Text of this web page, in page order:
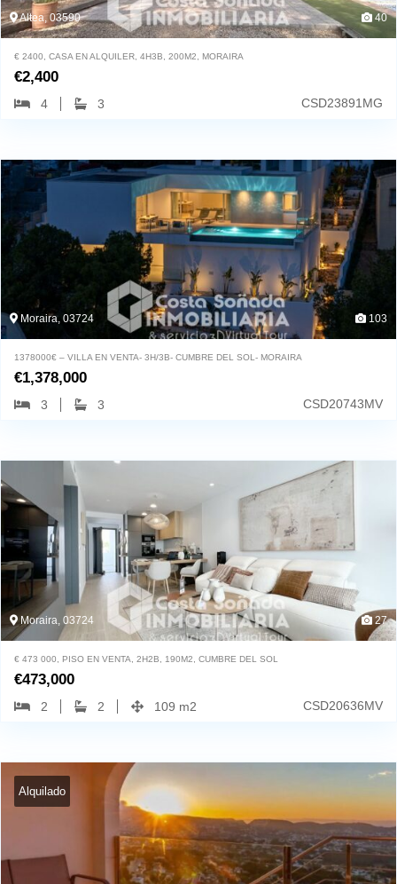
Altea, 03590 40
€ 2400, CASA EN ALQUILER, 4H3B, 200M2, MORAIRA
€2,400
4 3 CSD23891MG
Moraira, 03724 103
1378000€ – VILLA EN VENTA- 3H/3B- CUMBRE DEL SOL- MORAIRA
€1,378,000
3 3 CSD20743MV
Moraira, 03724 27
€ 473 000, PISO EN VENTA, 2H2B, 190M2, CUMBRE DEL SOL
€473,000
2 2 109 m2 CSD20636MV
Alquilado